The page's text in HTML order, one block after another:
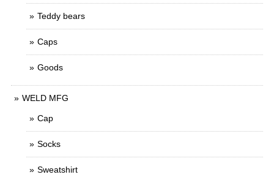
Teddy bears
Caps
Goods
WELD MFG
Cap
Socks
Sweatshirt